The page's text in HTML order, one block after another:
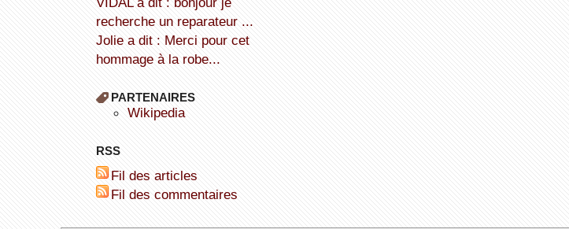
recherche un reparateur ...
Jolie a dit : Merci pour cet
hommage à la robe...
PARTENAIRES
wikipedia
RSS
Fil des articles
Fil des commentaires